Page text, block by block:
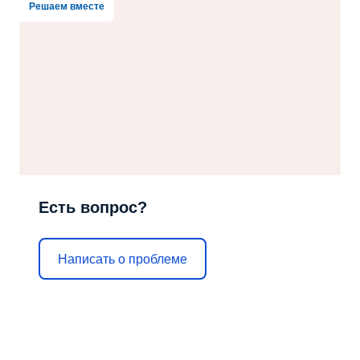
Решаем вместе
Есть вопрос?
Написать о проблеме